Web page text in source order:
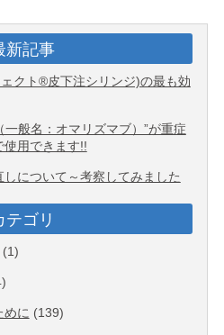
新記事
クト®皮下注シリンジ)の最も効
般名：オマリズマブ）”が重症
用できます!!
について～考察してみました
テゴリ
(1)
めに (139)